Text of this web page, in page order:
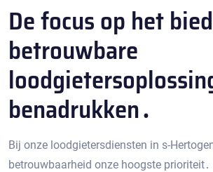
De focus op het
betrouwbare
benadrukken․
Bij onze loodgietersdiensten in s-
betrouwbaarheid onze hoogste prioriteit․